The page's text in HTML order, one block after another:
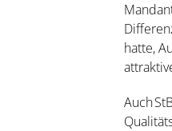
hatte,
Auch